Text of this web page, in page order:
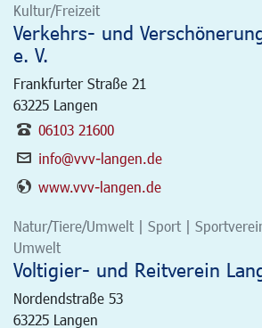
Kultur/Freizeit
Verkehrs- und
e. V.
Frankfurter Straße 21
63225 Langen
06103 21600
info@vvv-langen.de
www.vvv-langen.de
Natur/Tiere/Umwelt | Sport |
Umwelt
Voltigier- und Reitverein
Nordendstraße 53
63225 Langen